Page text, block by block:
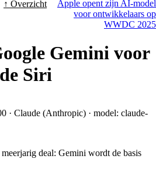
↑ Overzicht
Apple opent zijn AI-model
voor ontwikkelaars op
WWDC 2025
Gemini voor
Siri
· Claude (Anthropic) · model: claude-
deal: Gemini wordt de basis